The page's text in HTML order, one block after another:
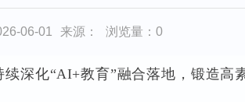
06-01 来源： 浏览量：0
续深化“AI+教育”融合落地，锻造高